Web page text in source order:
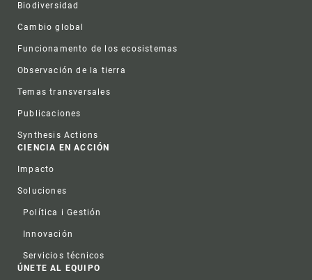
Biodiversidad
Cambio global
Funcionamento de los ecosistemas
Observación de la tierra
Temas transversales
Publicaciones
Synthesis Actions
CIENCIA EN ACCIÓN
Impacto
Soluciones
Política i Gestión
Innovación
Servicios técnicos
ÚNETE AL EQUIPO